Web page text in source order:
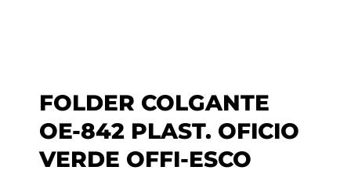
FOLDER COLGANTE
OE-842 PLAST. OFICIO
VERDE OFFI-ESCO